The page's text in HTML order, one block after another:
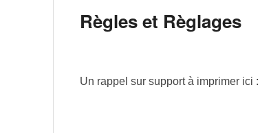
Règles et Règlages
Un rappel sur support à imprimer ici :